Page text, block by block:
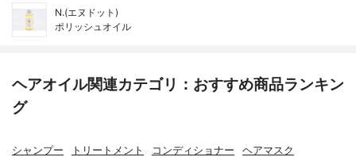
N.(エヌドット)
ポリッシュオイル
ヘアオイル関連カテゴリ：おすすめ商品ランキン
グ
シャンプー トリートメント コンディショナー ヘアマスク